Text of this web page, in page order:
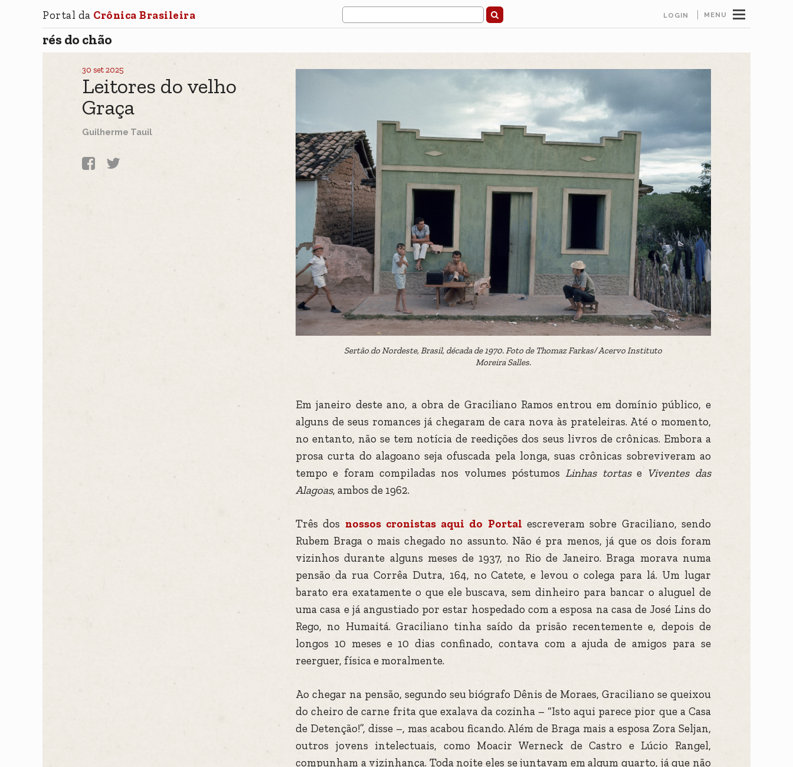
MENU
Portal da Crônica Brasileira LOGIN
rés do chão
30 set 2025
Leitores do velho
Graça
Guilherme Tauil
Sertão do Nordeste, Brasil, década de 1970. Foto de Thomaz Farkas/ Acervo Instituto
Moreira Salles.
Em janeiro deste ano, a obra de Graciliano Ramos entrou em domínio público, e
alguns de seus romances já chegaram de cara nova às prateleiras. Até o momento,
no entanto, não se tem notícia de reedições dos seus livros de crônicas. Embora a
prosa curta do alagoano seja ofuscada pela longa, suas crônicas sobreviveram ao
tempo e foram compiladas nos volumes póstumos Linhas tortase Viventes das
Alagoas, ambos de 1962.
Três dos nossos cronistas aqui do Portal escreveram sobre Graciliano, sendo
Rubem Braga o mais chegado no assunto. Não é pra menos, já que os dois foram
vizinhos durante alguns meses de 1937, no Rio de Janeiro. Braga morava numa
pensão da rua Corrêa Dutra, 164, no Catete, e levou o colega para lá. Um lugar
barato era exatamente o que ele buscava, sem dinheiro para bancar o aluguel de
uma casa e já angustiado por estar hospedado com a esposa na casa de José Lins do
Rego, no Humaitá. Graciliano tinha saído da prisão recentemente e, depois de
longos 10 meses e 10 dias confinado, contava com a ajuda de amigos para se
reerguer, física e moralmente.
Ao chegar na pensão, segundo seu biógrafo Dênis de Moraes, Graciliano se queixou
do cheiro de carne frita que exalava da cozinha – “Isto aqui parece pior que a Casa
de Detenção!”, disse –, mas acabou ficando. Além de Braga mais a esposa Zora Seljan,
outros jovens intelectuais, como Moacir Werneck de Castro e Lúcio Rangel,
compunham a vizinhança. Toda noite eles se juntavam em algum quarto, já que não